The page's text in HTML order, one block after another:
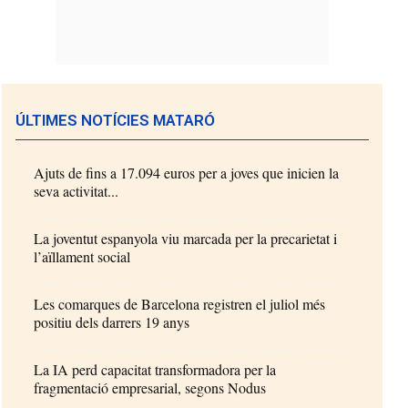
ÚLTIMES NOTÍCIES MATARÓ
Ajuts de fins a 17.094 euros per a joves que inicien la
seva activitat...
La joventut espanyola viu marcada per la precarietat i
l’aïllament social
Les comarques de Barcelona registren el juliol més
positiu dels darrers 19 anys
La IA perd capacitat transformadora per la
fragmentació empresarial, segons Nodus